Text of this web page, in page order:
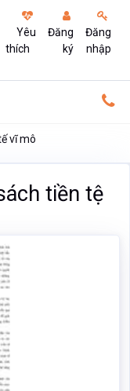
Yêu
thích
Đăng
ký
Đăng
nhập
vĩ mô
tiền tệ